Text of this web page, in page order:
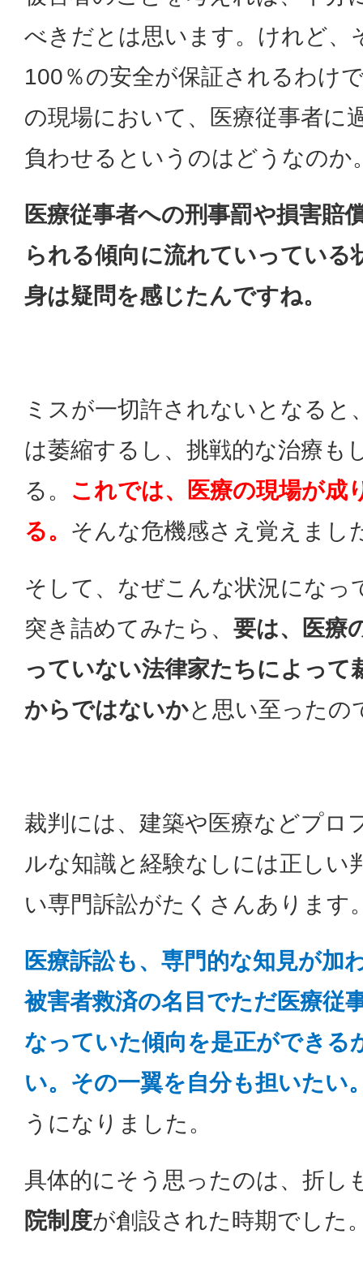
べきだとは思います。けれど、
100％の安全が保証されるわけ
の現場において、医療従事者に
負わせるというのはどうなのか
医療従事者への刑事罰や損害賠
られる傾向に流れていっている
身は疑問を感じたんですね。
ミスが一切許されないとなると
は萎縮するし、挑戦的な治療も
る。 これでは、医療の現場が成
る。 そんな危機感さえ覚えまし
そして、なぜこんな状況になっ
突き詰めてみたら、 要は、医療
っていない法律家たちによって
からではないかと思い至ったの
裁判には、建築や医療などプロ
ルな知識と経験なしには正しい
い専門訴訟がたくさんあります
医療訴訟も、専門的な知見が加
被害者救済の名目でただ医療従
なっていた傾向を是正ができる
い。その一翼を自分も担いたい
うになりました。
具体的にそう思ったのは、折し
院制度が創設された時期でした